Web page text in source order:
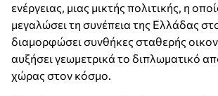
ενέργειας, μιας μικτής πολιτικής, η
μεγαλώσει τη συνέπεια της Ελλάδας
διαμορφώσει συνθήκες σταθερής
αυξήσει γεωμετρικά το διπλωματικό
χώρας στον κόσμο.